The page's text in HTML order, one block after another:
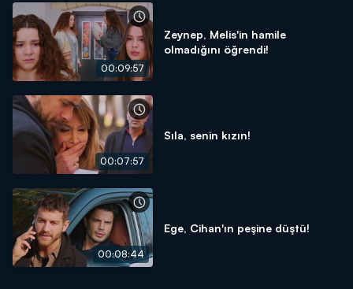
00:09:57
Zeynep, Melis'in hamile
olmadığını öğrendi!
00:07:57
Sıla, senin kızın!
00:08:44
Ege, Cihan'ın peşine düştü!